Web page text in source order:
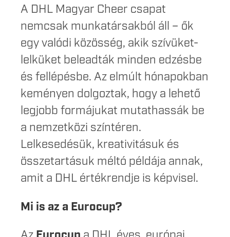
A DHL Magyar Cheer csapat
nemcsak munkatársakból áll – ők
egy valódi közösség, akik szívüket-
lelküket beleadták minden edzésbe
és fellépésbe. Az elmúlt hónapokban
keményen dolgoztak, hogy a lehető
legjobb formájukat mutathassák be
a nemzetközi színtéren.
Lelkesedésük, kreativitásuk és
összetartásuk méltó példája annak,
amit a DHL értékrendje is képvisel.
Mi is az a Eurocup?